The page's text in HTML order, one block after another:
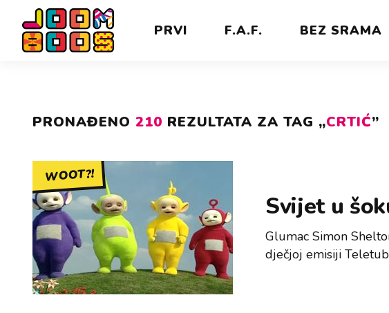
PRVI F.A.F. BEZ SRAMA
PRONAĐENO 210 REZULTATA ZA TAG „CRTIĆ”
WOOT?!
Svijet u
Glumac Simon
dječjoj emisiji